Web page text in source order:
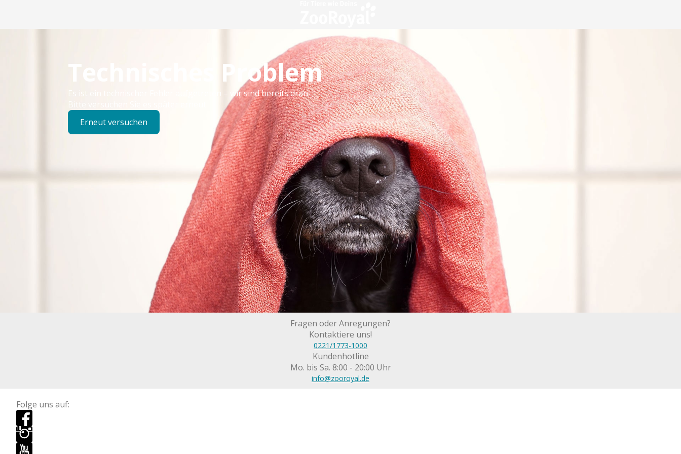
Technisches Problem
Es ist ein technischer Fehler aufgetreten – wir sind bereits dran.
Bitte versuchen Sie es später erneut.
Erneut versuchen
Fragen oder Anregungen?
Kontaktiere uns!
0221/1773-1000
Kundenhotline
Mo. bis Sa. 8:00 - 20:00 Uhr
info@zooroyal.de
Folge uns auf: